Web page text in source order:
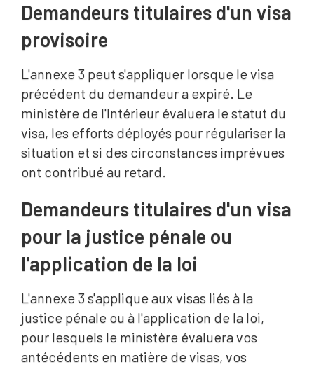
Demandeurs titulaires d'un visa
provisoire
L'annexe 3 peut s'appliquer lorsque le visa
précédent du demandeur a expiré. Le
ministère de l'Intérieur évaluera le statut du
visa, les efforts déployés pour régulariser la
situation et si des circonstances imprévues
ont contribué au retard.
Demandeurs titulaires d'un visa
pour la justice pénale ou
l'application de la loi
L'annexe 3 s'applique aux visas liés à la
justice pénale ou à l'application de la loi,
pour lesquels le ministère évaluera vos
antécédents en matière de visas, vos